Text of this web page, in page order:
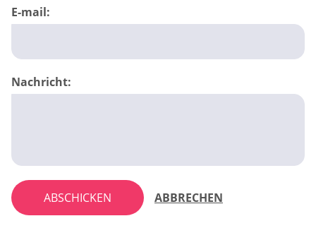
E-mail:
Nachricht:
ABSCHICKEN ABBRECHEN